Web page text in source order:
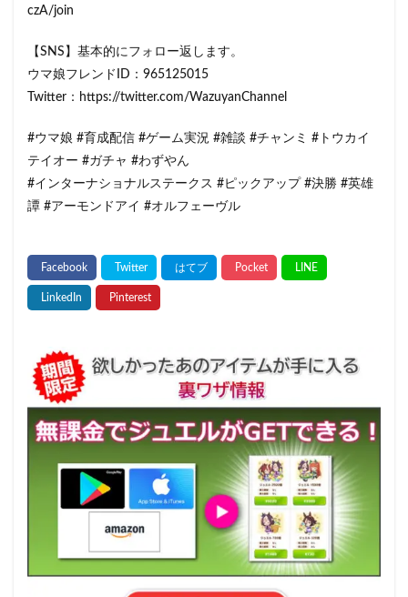
czA/join
【SNS】基本的にフォロー返します。
ウマ娘フレンドID：965125015
Twitter：https://twitter.com/WazuyanChannel
#ウマ娘 #育成配信 #ゲーム実況 #雑談 #チャンミ #トウカイ
テイオー #ガチャ #わずやん
#インターナショナルステークス #ピックアップ #決勝 #英雄
譚 #アーモンドアイ #オルフェーヴル